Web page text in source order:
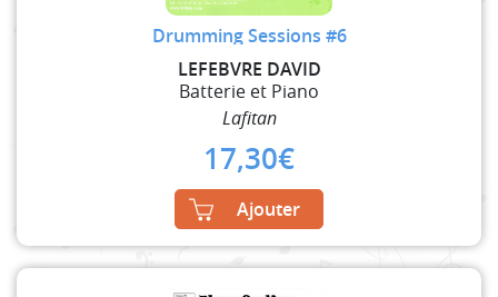
Drumming Sessions #6
LEFEBVRE DAVID
Batterie et Piano
Lafitan
17,30€
Ajouter